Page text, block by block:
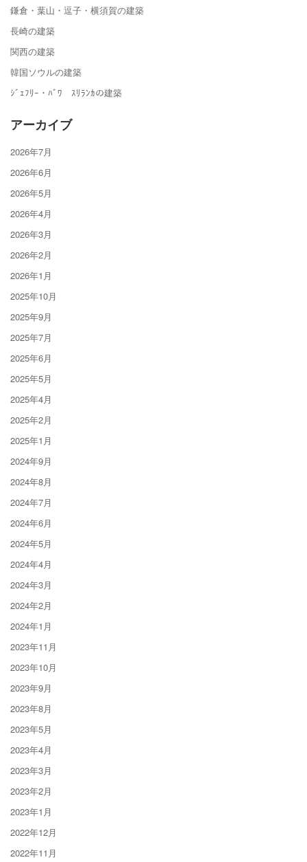
鎌倉・葉山・逗子・横須賀の建築
長崎の建築
関西の建築
韓国ソウルの建築
ｼﾞｪﾌﾘｰ・ﾊﾞﾜ ｽﾘﾗﾝｶの建築
アーカイブ
2026年7月
2026年6月
2026年5月
2026年4月
2026年3月
2026年2月
2026年1月
2025年10月
2025年9月
2025年7月
2025年6月
2025年5月
2025年4月
2025年2月
2025年1月
2024年9月
2024年8月
2024年7月
2024年6月
2024年5月
2024年4月
2024年3月
2024年2月
2024年1月
2023年11月
2023年10月
2023年9月
2023年8月
2023年5月
2023年4月
2023年3月
2023年2月
2023年1月
2022年12月
2022年11月